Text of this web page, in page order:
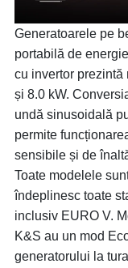
Generatoarele pe
portabilă de
cu invertor prezintă
și 8.0 kW.
undă sinusoidală
permite
sensibile și de
Toate modelele
îndeplinesc toate
inclusiv EURO V.
K&S au un mod
generatorului la